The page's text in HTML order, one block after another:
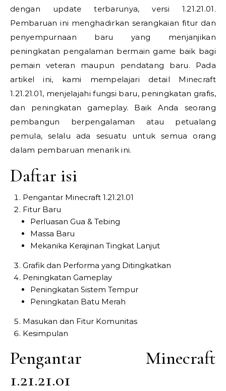
dengan update terbarunya, versi 1.21.21.01.
Pembaruan ini menghadirkan serangkaian fitur dan
penyempurnaan baru yang menjanjikan
peningkatan pengalaman bermain game baik bagi
pemain veteran maupun pendatang baru. Pada
artikel ini, kami mempelajari detail Minecraft
1.21.21.01, menjelajahi fungsi baru, peningkatan grafis,
dan peningkatan gameplay. Baik Anda seorang
pembangun berpengalaman atau petualang
pemula, selalu ada sesuatu untuk semua orang
dalam pembaruan menarik ini.
Daftar isi
Pengantar Minecraft 1.21.21.01
Fitur Baru
Perluasan Gua & Tebing
Massa Baru
Mekanika Kerajinan Tingkat Lanjut
Grafik dan Performa yang Ditingkatkan
Peningkatan Gameplay
Peningkatan Sistem Tempur
Peningkatan Batu Merah
Masukan dan Fitur Komunitas
Kesimpulan
Pengantar Minecraft
1.21.21.01